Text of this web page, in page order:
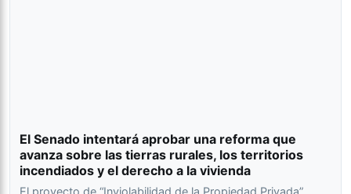
El Senado intentará aprobar una reforma que
avanza sobre las tierras rurales, los territorios
incendiados y el derecho a la vivienda